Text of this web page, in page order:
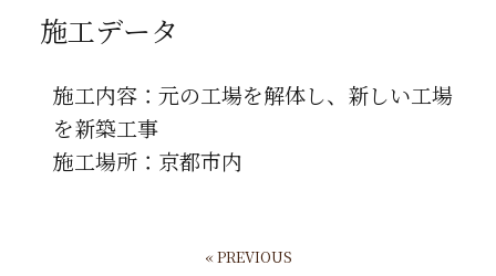
施工データ
施工内容：元の工場を解体し、新しい工場
を新築工事
施工場所：京都市内
« PREVIOUS